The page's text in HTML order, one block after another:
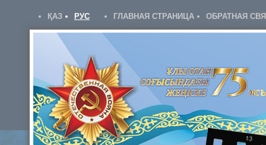
ҚАЗ РУС ГЛАВНАЯ СТРАНИЦА ОБРАТНАЯ